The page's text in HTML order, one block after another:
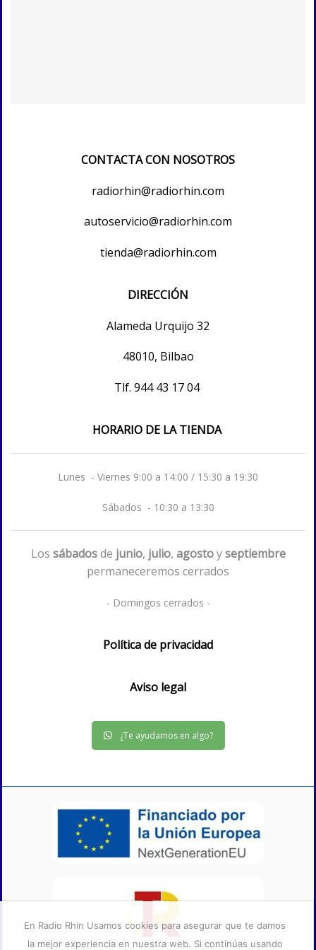
CONTACTA CON NOSOTROS
radiorhin@radiorhin.com
autoservicio@radiorhin.com
tienda@radiorhin.com
DIRECCIÓN
Alameda Urquijo 32
48010, Bilbao
Tlf. 944 43 17 04
HORARIO DE LA TIENDA
Lunes - Viernes 9:00 a 14:00 / 15:30 a 19:30
Sábados - 10:30 a 13:30
Los sábadosde junio, julio, agostoyseptiembre
permaneceremos cerrados
- Domingos cerrados -
Política de privacidad
Aviso legal
¿Te ayudamos en algo?
En Radio Rhin Usamos cookies para asegurar que te damos
la mejor experiencia en nuestra web. Si continúas usando